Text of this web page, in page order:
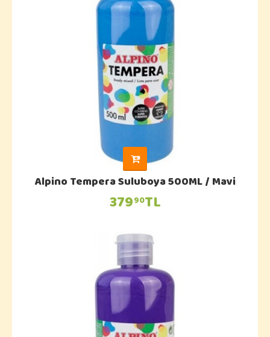
Alpino Tempera Suluboya 500ML / Mavi
37990TL